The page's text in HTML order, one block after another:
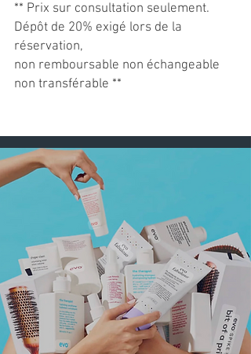
** Prix sur consultation seulement.
Dépôt de 20% exigé lors de la
réservation,
non remboursable non échangeable
non transférable **